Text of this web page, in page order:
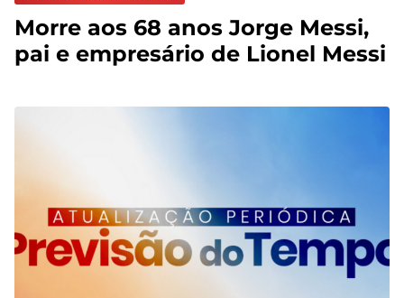
Morre aos 68 anos Jorge Messi,
pai e empresário de Lionel Messi